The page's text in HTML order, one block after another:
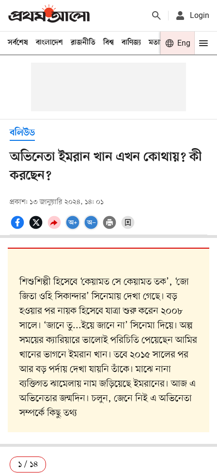
Login
সর্বশেষ বাংলাদেশ রাজনীতি বিশ্ব বাণিজ্য মতামত খেলা
Eng
বলিউড
অভিনেতা ইমরান খান এখন কোথায়? কী
করছেন?
প্রকাশ: ১৩ জানুয়ারি ২০২৪, ১৪: ০১
শিশুশিল্পী হিসেবে ‘কেয়ামত সে কেয়ামত তক’, ‘জো
জিতা ওহি সিকান্দার’ সিনেমায় দেখা গেছে। বড়
হওয়ার পর নায়ক হিসেবে যাত্রা শুরু করেন ২০০৮
সালে। ‘জানে তু...ইয়ে জানে না’ সিনেমা দিয়ে। অল্প
সময়ের ক্যারিয়ারে ভালোই পরিচিতি পেয়েছেন আমির
খানের ভাগনে ইমরান খান। তবে ২০১৫ সালের পর
আর বড় পর্দায় দেখা যায়নি তাঁকে। মাঝে নানা
ব্যক্তিগত ঝামেলায় নাম জড়িয়েছে ইমরানের। আজ এ
অভিনেতার জন্মদিন। চলুন, জেনে নিই এ অভিনেতা
সম্পর্কে কিছু তথ্য
১ / ১৪